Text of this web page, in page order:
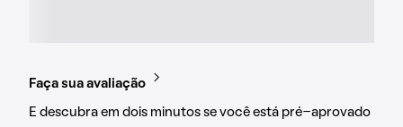
Faça sua avaliação
E descubra em dois minutos se você está pré-aprovado